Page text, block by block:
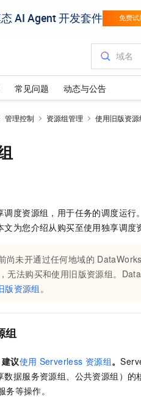
常见问题 动态与公告
管理控制 资源组管理 使用旧版资源
度资源组，用于任务的调度运行
为您介绍从购买至使用独享调度
尚未开通过任何地域的
无法购买和使用旧版资源组。
版资源组 。
组
议使用 Serverless 资源组。
数据服务资源组、公共资源组）
务等操作。